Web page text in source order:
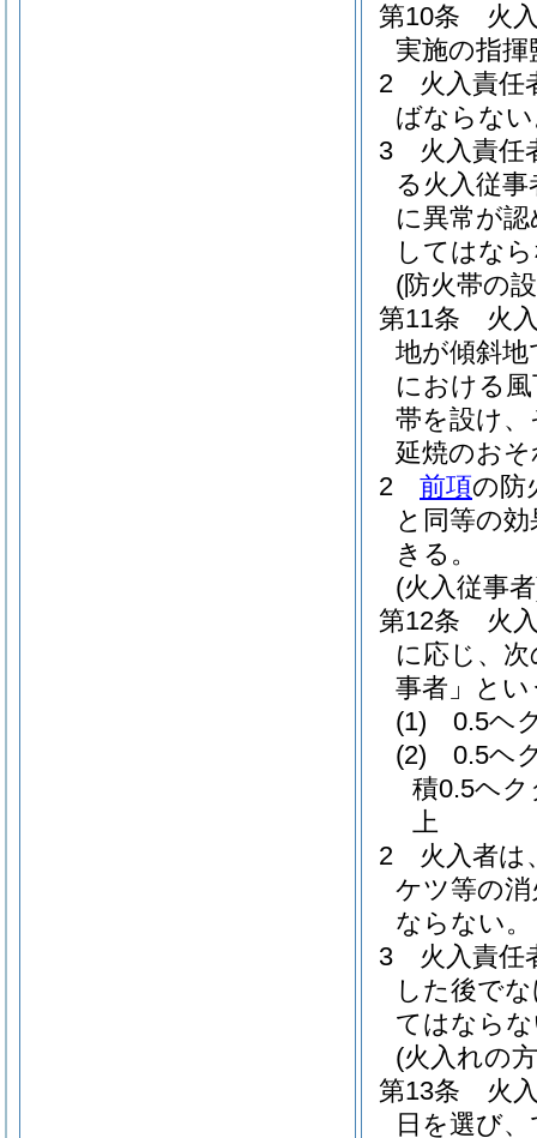
第10条
火
実施の指
2
火入責任
ばならな
3
火入責任
る火入従
に異常が
してはな
(防火帯の
第11条
火
地が傾斜
における
帯を設け
延焼のお
2
前項の防
と同等の
きる。
(火入従事
第12条
火
に応じ、
事者」とい
(1)
0.5ヘ
(2)
0.5ヘ
積0.5ヘ
上
2
火入者
ケツ等の
ならない。
3
火入責任
した後で
てはなら
(火入れの
第13条
火
日を選び